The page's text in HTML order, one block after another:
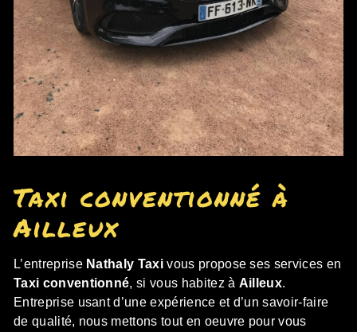
Taxi conventionné à
Ailleux
L’entreprise Nathaly Taxi vous propose ses services en
Taxi conventionné, si vous habitez à Ailleux.
Entreprise usant d’une expérience et d’un savoir-faire
de qualité, nous mettons tout en oeuvre pour vous